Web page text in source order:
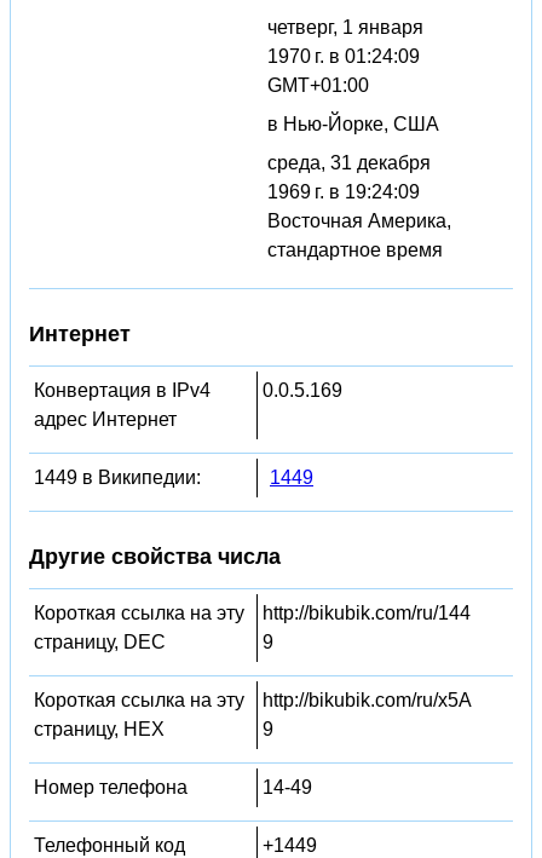
четверг, 1 января
1970 г. в 01:24:09
GMT+01:00
в Нью-Йорке, США
среда, 31 декабря
1969 г. в 19:24:09
Восточная Америка,
стандартное время
Интернет
Конвертация в IPv4
адрес Интернет
0.0.5.169
1449 в Википедии: 1449
Другие свойства числа
Короткая ссылка на эту
страницу, DEC
http://bikubik.com/ru/144
9
Короткая ссылка на эту
страницу, HEX
http://bikubik.com/ru/x5A
9
Номер телефона 14-49
Телефонный код
+1449